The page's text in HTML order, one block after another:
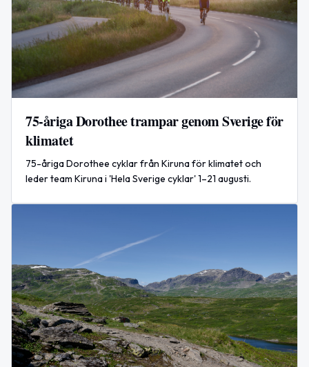
75-åriga Dorothee trampar genom Sverige för
klimatet
75-åriga Dorothee cyklar från Kiruna för klimatet och
leder team Kiruna i 'Hela Sverige cyklar' 1–21 augusti.